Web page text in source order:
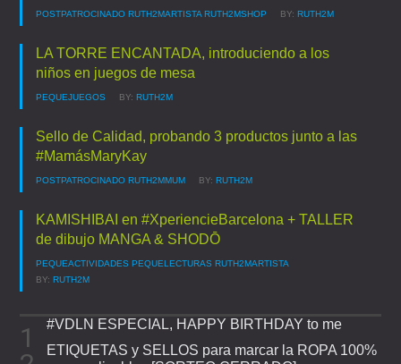
POSTPATROCINADO RUTH2MARTISTA RUTH2MSHOP BY:RUTH2M
LA TORRE ENCANTADA, introduciendo a los
niños en juegos de mesa
PEQUEJUEGOS BY:RUTH2M
Sello de Calidad, probando 3 productos junto a las
#MamásMaryKay
POSTPATROCINADO RUTH2MMUM BY:RUTH2M
KAMISHIBAI en #XperiencieBarcelona + TALLER
de dibujo MANGA & SHODŌ
PEQUEACTIVIDADES PEQUELECTURAS RUTH2MARTISTA
BY:RUTH2M
#VDLN ESPECIAL, HAPPY BIRTHDAY to me
ETIQUETAS y SELLOS para marcar la ROPA 100%